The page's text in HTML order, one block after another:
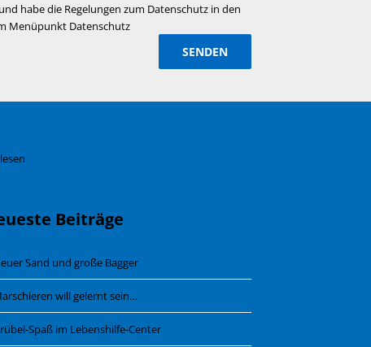
habe die Regelungen zum Datenschutz in den
Menüpunkt Datenschutz
Beiträge
Sand und große Bagger
will gelernt sein…
Spaß im Lebenshilfe-Center